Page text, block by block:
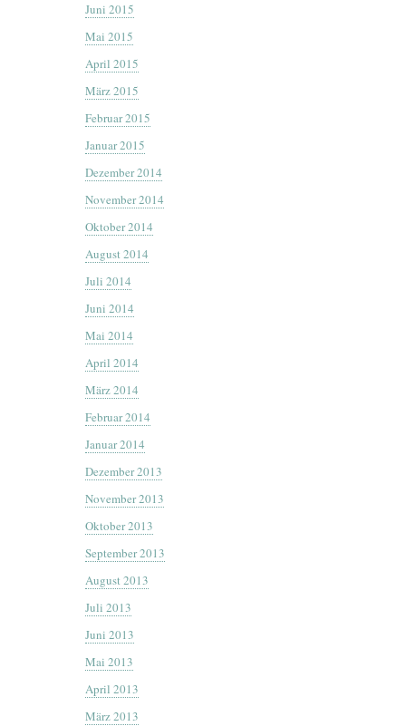
Juni 2015
Mai 2015
April 2015
März 2015
Februar 2015
Januar 2015
Dezember 2014
November 2014
Oktober 2014
August 2014
Juli 2014
Juni 2014
Mai 2014
April 2014
März 2014
Februar 2014
Januar 2014
Dezember 2013
November 2013
Oktober 2013
September 2013
August 2013
Juli 2013
Juni 2013
Mai 2013
April 2013
März 2013